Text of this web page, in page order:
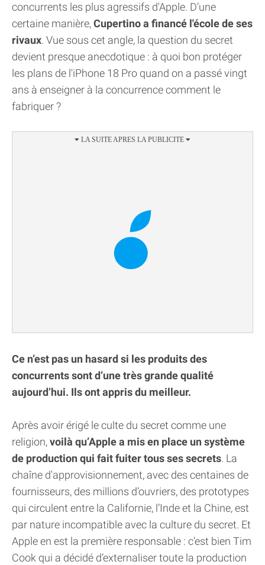
concurrents les plus agressifs d'Apple. D’une
certaine manière,Cupertino a financé l'école de ses
rivaux. Vue sous cet angle, la question du secret
devient presque anecdotique : à quoi bon protéger
les plans de l'iPhone 18 Pro quand on a passé vingt
ans à enseigner à la concurrence comment le
fabriquer ?
Ce n’est pas un hasard si les produits des
concurrents sont d’une très grande qualité
aujourd’hui. Ils ont appris du meilleur.
Après avoir érigé le culte du secret comme une
religion,voilà qu’Apple a mis en place un système
de production qui fait fuiter tous ses secrets. La
chaîne d'approvisionnement, avec des centaines de
fournisseurs, des millions d’ouvriers, des prototypes
qui circulent entre la Californie, l’Inde et la Chine, est
par nature incompatible avec la culture du secret. Et
Apple en est la première responsable : c’est bien Tim
Cook qui a décidé d’externaliser toute la production